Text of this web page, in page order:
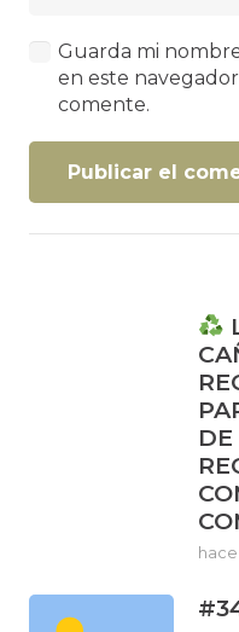
Guarda mi
en este
comente.
Publicar el